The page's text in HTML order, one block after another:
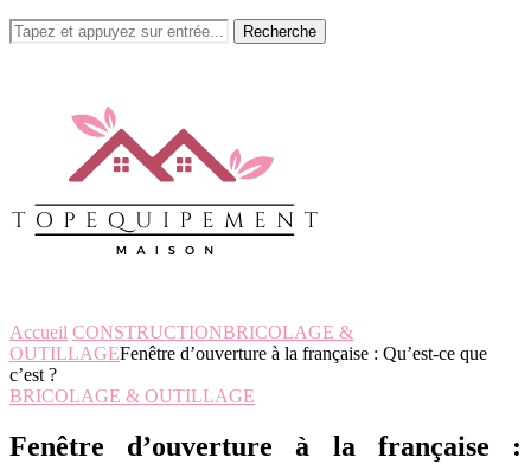
Recherche
Accueil CONSTRUCTIONBRICOLAGE &
OUTILLAGEFenêtre d’ouverture à la française : Qu’est-ce que
c’est ?
BRICOLAGE & OUTILLAGE
Fenêtre d’ouverture à la française :